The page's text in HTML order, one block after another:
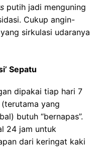
putih jadi menguning
Cukup angin-
sirkulasi udaranya
Sepatu
dipakai tiap hari 7
yang
butuh “bernapas”.
24 jam untuk
dari keringat kaki